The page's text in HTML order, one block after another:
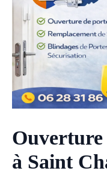
Ouverture
à Saint